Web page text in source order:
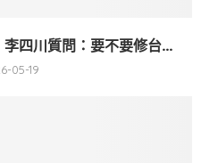
四川質問：要不要修台...
05-19